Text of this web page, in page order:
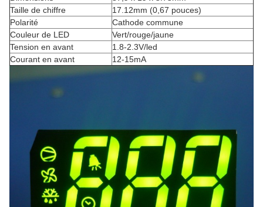
Taille de chiffre
17.12mm (0,67 pouces)
Polarité
Cathode commune
Couleur de LED
Vert/rouge/jaune
Tension en avant
1.8-2.3V/led
Courant en avant
12-15mA